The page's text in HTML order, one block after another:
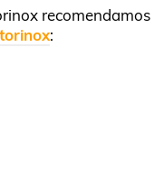
recomendamos
: